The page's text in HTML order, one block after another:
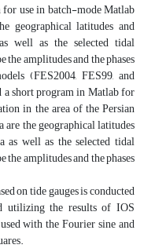
use in batch-mode Matlab
geographical latitudes and
well as the selected tidal
amplitudes and the phases
(FES2004, FES99, and
short program in Matlab for
in the area of the Persian
the geographical latitudes
as well as the selected tidal
amplitudes and the phases
on tide gauges is conducted
utilizing the results of IOS
with the Fourier sine and